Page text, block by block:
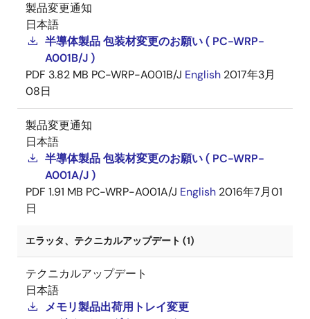
製品変更通知
日本語
半導体製品 包装材変更のお願い ( PC-WRP-
A001B/J )
PDF 3.82 MB PC-WRP-A001B/J English 2017年3月
08日
製品変更通知
日本語
半導体製品 包装材変更のお願い ( PC-WRP-
A001A/J )
PDF 1.91 MB PC-WRP-A001A/J English 2016年7月01
日
エラッタ、テクニカルアップデート (1)
テクニカルアップデート
日本語
メモリ製品出荷用トレイ変更